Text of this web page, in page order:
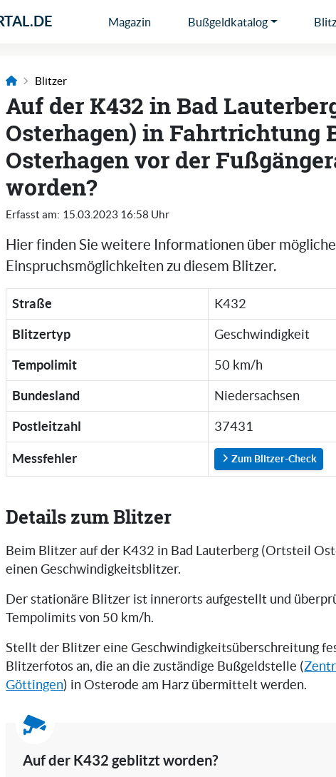
Magazin Bußgeldkatalog
Blitzer
Auf der K432 in Bad
Osterhagen) in Fahrtrichtung
Osterhagen vor der
worden?
Erfasst am: 15.03.2023 16:58 Uhr
Hier finden Sie weitere Informationen über
Einspruchsmöglichkeiten zu diesem Blitzer.
Straße K432
Blitzertyp Geschwindigkeit
Tempolimit 50 km/h
Bundesland Niedersachsen
Postleitzahl 37431
Messfehler Zum Blitzer-Check
Details zum Blitzer
Beim Blitzer auf der K432 in Bad Lauterberg (Ortsteil
einen Geschwindigkeitsblitzer.
Der stationäre Blitzer ist innerorts aufgestellt und
Tempolimits von 50 km/h.
Stellt der Blitzer eine Geschwindigkeitsüberschreitung
Blitzerfotos an, die an die zuständige Bußgeldstelle (
Göttingen) in Osterode am Harz übermittelt werden.
Auf der K432 geblitzt worden?